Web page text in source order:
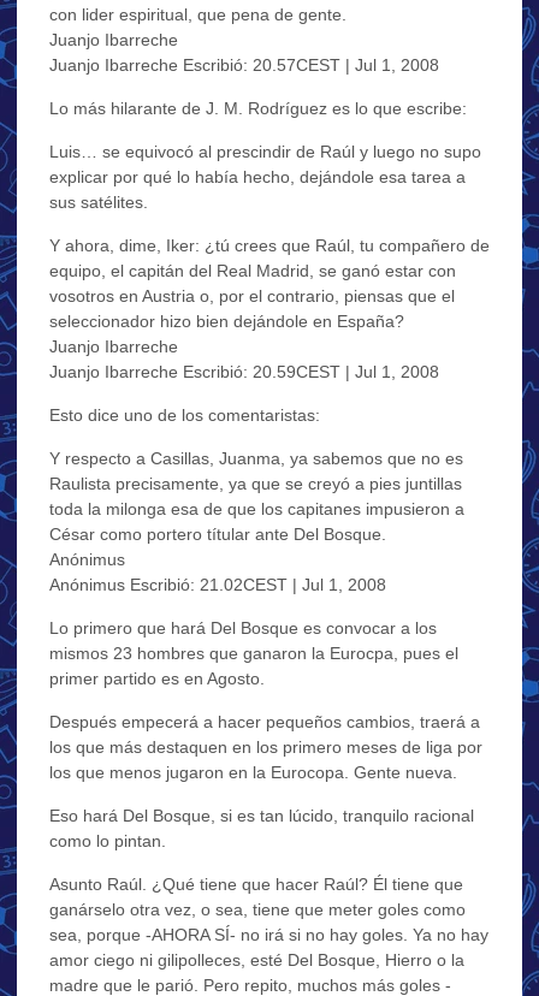
con lider espiritual, que pena de gente.
Juanjo Ibarreche
Juanjo Ibarreche Escribió: 20.57CEST | Jul 1, 2008
Lo más hilarante de J. M. Rodríguez es lo que escribe:
Luis… se equivocó al prescindir de Raúl y luego no supo
explicar por qué lo había hecho, dejándole esa tarea a
sus satélites.
Y ahora, dime, Iker: ¿tú crees que Raúl, tu compañero de
equipo, el capitán del Real Madrid, se ganó estar con
vosotros en Austria o, por el contrario, piensas que el
seleccionador hizo bien dejándole en España?
Juanjo Ibarreche
Juanjo Ibarreche Escribió: 20.59CEST | Jul 1, 2008
Esto dice uno de los comentaristas:
Y respecto a Casillas, Juanma, ya sabemos que no es
Raulista precisamente, ya que se creyó a pies juntillas
toda la milonga esa de que los capitanes impusieron a
César como portero títular ante Del Bosque.
Anónimus
Anónimus Escribió: 21.02CEST | Jul 1, 2008
Lo primero que hará Del Bosque es convocar a los
mismos 23 hombres que ganaron la Eurocpa, pues el
primer partido es en Agosto.
Después empecerá a hacer pequeños cambios, traerá a
los que más destaquen en los primero meses de liga por
los que menos jugaron en la Eurocopa. Gente nueva.
Eso hará Del Bosque, si es tan lúcido, tranquilo racional
como lo pintan.
Asunto Raúl. ¿Qué tiene que hacer Raúl? Él tiene que
ganárselo otra vez, o sea, tiene que meter goles como
sea, porque -AHORA SÍ- no irá si no hay goles. Ya no hay
amor ciego ni gilipolleces, esté Del Bosque, Hierro o la
madre que le parió. Pero repito, muchos más goles -